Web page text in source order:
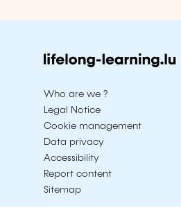
Who are we ?
Legal Notice
Cookie management
Data privacy
Accessibility
Report content
Sitemap